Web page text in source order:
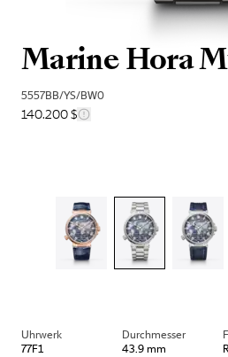
Marine Hora
5557BB/YS/BW0
140.200 $
Uhrwerk
77F1
Durchmesser
43.9 mm